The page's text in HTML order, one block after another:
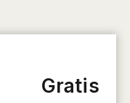
Gratis